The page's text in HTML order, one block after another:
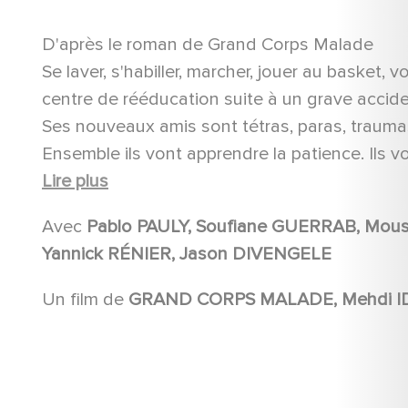
D'après le roman de Grand Corps Malade
Se laver, s'habiller, marcher, jouer au basket,
centre de rééducation suite à un grave
Ses nouveaux amis sont tétras, paras,
Ensemble ils vont apprendre la patience. Ils
surtout trouver l'énergie pour réapprendre à
Patients est l'histoire d'une renaissance,
larmes et d'éclats de rire, mais surtout de
Lire plus
Avec
Yannick RÉNIER, Jason DIVENGELE
Un film de GRAND CORPS MALADE, Mehdi